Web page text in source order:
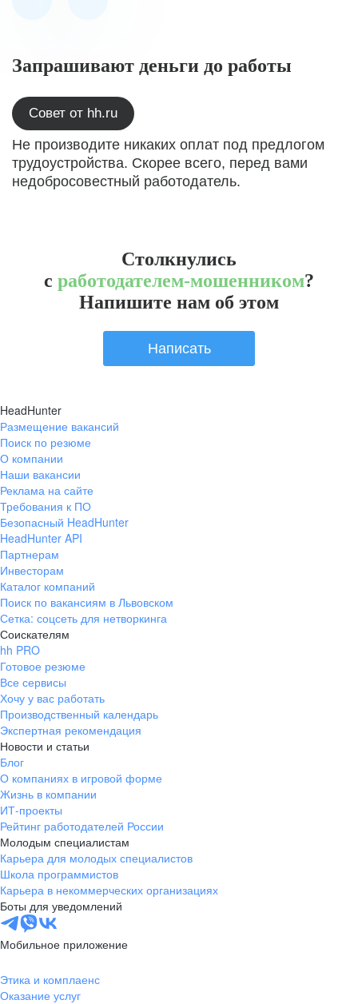
Запрашивают деньги до работы
Совет от hh.ru
Не производите никаких оплат под предлогом
трудоустройства. Скорее всего, перед вами
недобросовестный работодатель.
Столкнулись
с работодателем-мошенником?
Напишите нам об этом
Написать
HeadHunter
Размещение вакансий
Поиск по резюме
О компании
Наши вакансии
Реклама на сайте
Требования к ПО
Безопасный HeadHunter
HeadHunter API
Партнерам
Инвесторам
Каталог компаний
Поиск по вакансиям в Львовском
Сетка: соцсеть для нетворкинга
Соискателям
hh PRO
Готовое резюме
Все сервисы
Хочу у вас работать
Производственный календарь
Экспертная рекомендация
Новости и статьи
Блог
О компаниях в игровой форме
Жизнь в компании
ИТ-проекты
Рейтинг работодателей России
Молодым специалистам
Карьера для молодых специалистов
Школа программистов
Карьера в некоммерческих организациях
Боты для уведомлений
Мобильное приложение
Этика и комплаенс
Оказание услуг